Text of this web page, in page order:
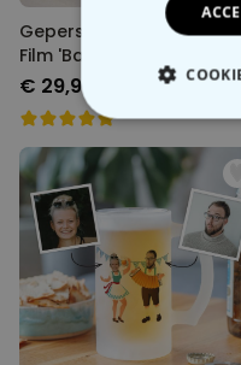
Gepersonaliseerde
Film 'Bad Boys'
€ 29,99